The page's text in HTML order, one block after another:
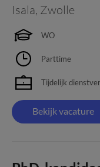
Isala, Zwolle
WO
Parttime
Tijdelijk
Bekijk vacature